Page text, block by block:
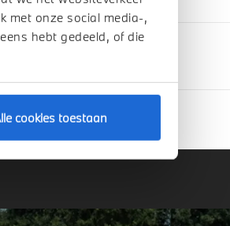
met onze social media-,
hebt gedeeld, of die
cookies toestaan
1 km2026
€ 124.915